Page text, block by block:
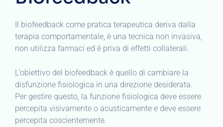
Il biofeedback come pratica terapeutica deriva dalla
terapia comportamentale, è una tecnica non invasiva,
non utilizza farmaci ed è priva di effetti collaterali.
L’obiettivo del biofeedback è quello di cambiare la
disfunzione fisiologica in una direzione desiderata.
Per gestire questo, la funzione fisiologica deve essere
percepita visivamente o acusticamente e deve essere
percepita coscientemente.